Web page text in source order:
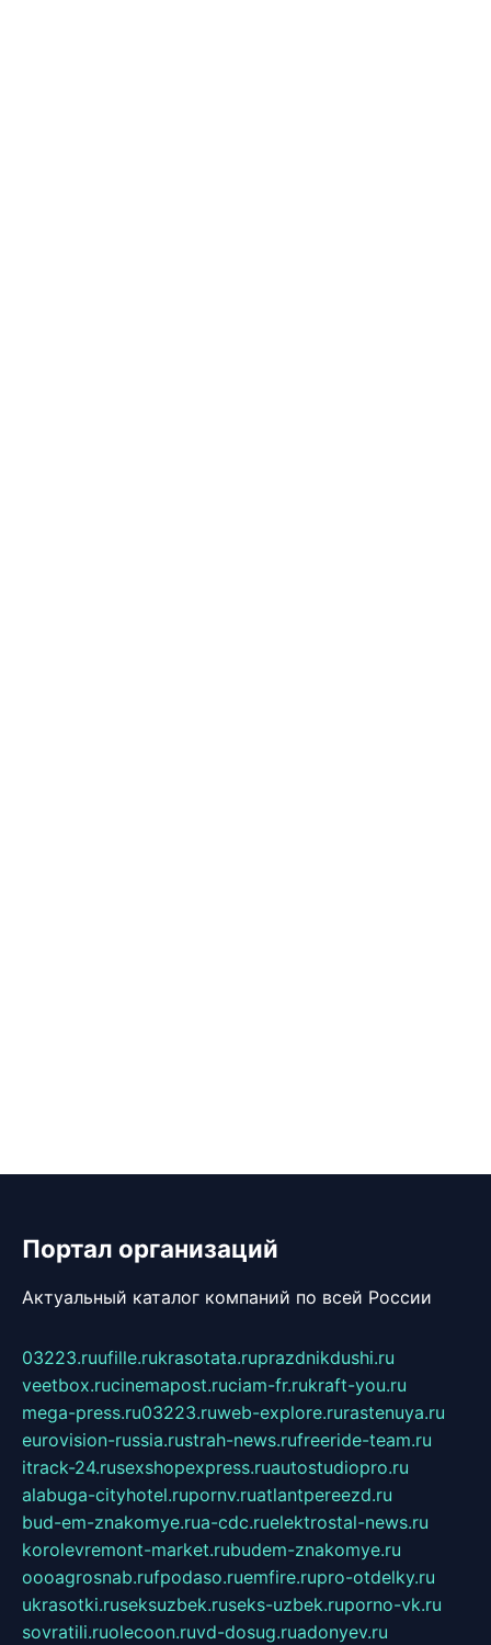
Портал организаций
Актуальный каталог компаний по всей России
03223.ruufille.rukrasotata.ruprazdnikdushi.ru
veetbox.rucinemapost.ruciam-fr.rukraft-you.ru
mega-press.ru03223.ruweb-explore.rurastenuya.ru
eurovision-russia.rustrah-news.rufreeride-team.ru
itrack-24.rusexshopexpress.ruautostudiopro.ru
alabuga-cityhotel.rupornv.ruatlantpereezd.ru
bud-em-znakomye.rua-cdc.ruelektrostal-news.ru
korolevremont-market.rubudem-znakomye.ru
oooagrosnab.rufpodaso.ruemfire.rupro-otdelky.ru
ukrasotki.ruseksuzbek.ruseks-uzbek.ruporno-vk.ru
sovratili.ruolecoon.ruvd-dosug.ruadonyev.ru